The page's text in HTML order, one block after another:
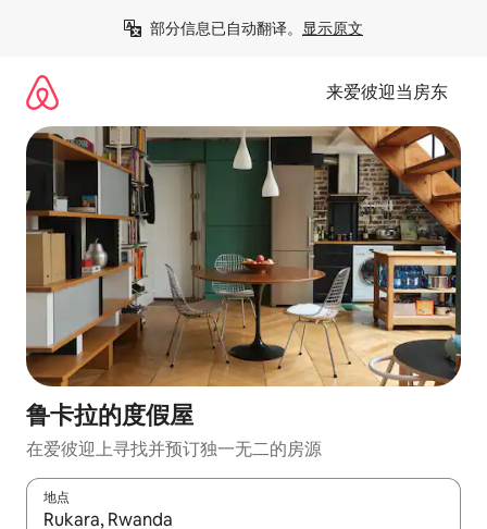
部分信息已自动翻译。 显示原文
来爱彼迎当房东
鲁卡拉的度假屋
在爱彼迎上寻找并预订独一无二的房源
地点
如有搜索结果，请使用上下方向键查看，或通过点击或滑动手势